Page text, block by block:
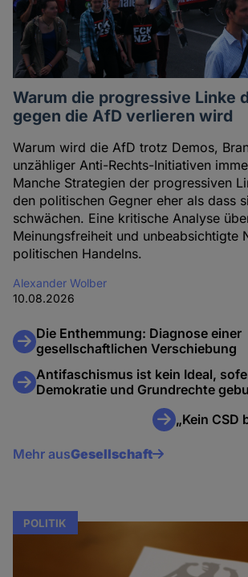
Warum die progressive Linke
gegen die AfD verlieren wird
Warum wird die AfD trotz Demos,
unzähliger Anti-Rechts-Initiativen
Manche Strategien der progressiven
den politischen Gegner eher als dass
schwächen. Eine kritische Analyse
Meinungsfreiheit und unbeabsichtigte
politischen Handelns.
Alexander Wolber
10.08.2026
Die Enthemmung: Diagnose einer
gesellschaftlichen Verschiebung
Antifaschismus ist kein Ideal,
Demokratie und Grundrechte
„Kein CSD
Mehr ausGesellschaft
POLITIK